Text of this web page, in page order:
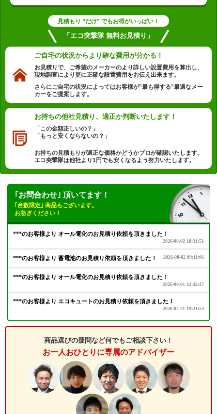
見積もり ”だけ” でもお得がいっぱい！
「エコ突撃隊 無料お見積り」
ご自宅の状況からより確な費用が分かる！
お見積りで、ご希望のメーカーのより詳しい設置費用を算出し、
現地調査により更に正確な設置費用をお伝え出来ます。
さらにご自宅の状況によってはお客様が”最も得する”最適なメー
カーをご提案します。
お持ちの他社見積り、 適正か判断いたします！
「この金額正しいの？」
「もっと安くならないの？」
お持ちの見積もりが適正な価格かどうかプロが確認いたします。
エコ突撃隊は他社より1円でも安くなるよう努力いたします。
｢お問合わせ｣ 頂いてます！
｢台数限定｣ 商品もございます。
お急ぎください！
商品選びの疑問など何でもご相談下さい！
お一人おひとりに専属のアドバイザー